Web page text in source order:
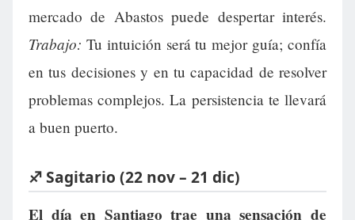
mercado de Abastos puede despertar interés.
Trabajo: Tu intuición será tu mejor guía; confía
en tus decisiones y en tu capacidad de resolver
problemas complejos. La persistencia te llevará
a buen puerto.
♐ Sagitario (22 nov – 21 dic)
El día en Santiago trae una sensación de